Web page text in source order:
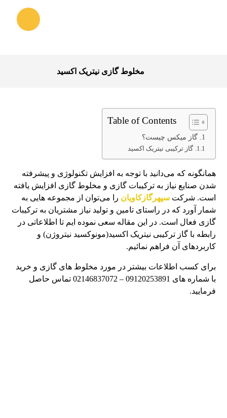
مخلوط گازی نیتریک اکسید
Table of Contents
گاز میکس چیست؟
گاز ترکیبی نیتریک اکسید
همانگونه که می‌دانید با توجه به افزایش تکنولوژی و پیشرفته
شدن صنایع نیاز به ترکیبات گازی و مخلوط گازی افزایش یافته
است. شرکتسپهرگازکاویان را می‌توان از مجموعه هایی به
شمار آورد که در راستای تامین و تولید نیاز مشتریان به ترکیبات
گازی فعال است. در این مقاله سعی نموده ایم تا اطلاعاتی در
رابطه با گاز ترکیبی نیتریک اکسید(مونوکسید نیتروژن) و
کاربردهای آن فراهم نمائیم.
برای کسب اطلاعات بیشتر در مورد مخلوط های گازی و خرید
با شماره های 09120253891 – 02146837072 تماس حاصل
فرمایید.